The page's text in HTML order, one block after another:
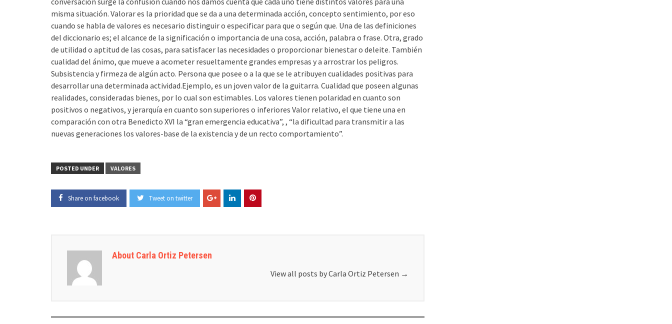
misma situación. Valorar es la prioridad que se da a una determinada acción, concepto sentimiento, por eso
cuando se habla de valores es necesario distinguir o especificar para que o según que. Una de las definiciones
del diccionario es; el alcance de la significación o importancia de una cosa, acción, palabra o frase. Otra, grado
de utilidad o aptitud de las cosas, para satisfacer las necesidades o proporcionar bienestar o deleite. También
cualidad del ánimo, que mueve a acometer resueltamente grandes empresas y a arrostrar los peligros.
Subsistencia y firmeza de algún acto. Persona que posee o a la que se le atribuyen cualidades positivas para
desarrollar una determinada actividad.Ejemplo, es un joven valor de la guitarra. Cualidad que poseen algunas
realidades, consideradas bienes, por lo cual son estimables. Los valores tienen polaridad en cuanto son
positivos o negativos, y jerarquía en cuanto son superiores o inferiores Valor relativo, el que tiene una en
comparación con otra Benedicto XVI la “gran emergencia educativa”, , “la dificultad para transmitir a las
nuevas generaciones los valores-base de la existencia y de un recto comportamiento”.
POSTED UNDER VALORES
Share on facebook Tweet on twitter
About Carla Ortiz Petersen
View all posts by Carla Ortiz Petersen →